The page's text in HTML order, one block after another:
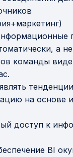
а
команды
на основе
доступ к
BI